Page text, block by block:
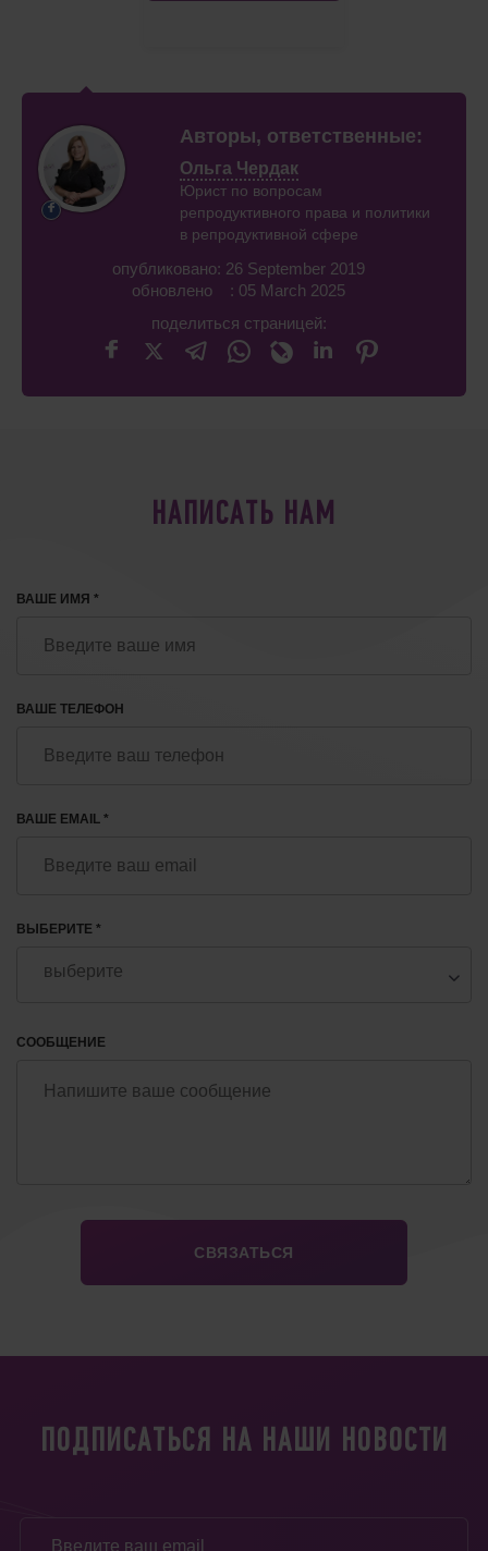
Авторы, ответственные:
Ольга Чердак
Юрист по вопросам
репродуктивного права и политики
в репродуктивной сфере
опубликовано: 26 September 2019
обновлено : 05 March 2025
поделиться страницей:
НАПИСАТЬ НАМ
ВАШЕ ИМЯ *
ВАШЕ ТЕЛЕФОН
ВАШЕ EMAIL *
ВЫБЕРИТЕ *
СООБЩЕНИЕ
ПОДПИСАТЬСЯ НА НАШИ НОВОСТИ